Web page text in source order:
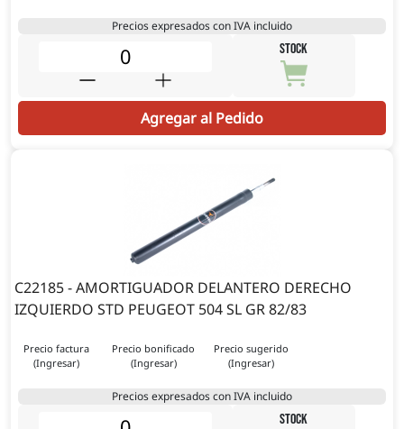
Precios expresados con IVA incluido
STOCK
Agregar al Pedido
C22185 - AMORTIGUADOR DELANTERO DERECHO
IZQUIERDO STD PEUGEOT 504 SL GR 82/83
Precio factura
(Ingresar)
Precio bonificado
(Ingresar)
Precio sugerido
(Ingresar)
Precios expresados con IVA incluido
STOCK